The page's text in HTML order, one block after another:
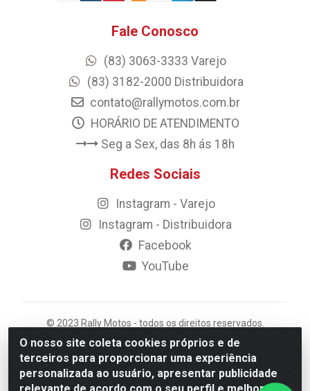
O nosso site coleta cookies próprios e de
terceiros para proporcionar uma experiência
personalizada ao usuário, apresentar publicidade
Fale Conosco
(83) 3063-3333 Varejo
(83) 3182-2000 Distribuidora
contato@rallymotos.com.br
HORÁRIO DE ATENDIMENTO
Seg a Sex, das 8h ás 18h
Redes Sociais
Instagram - Varejo
Instagram - Distribuidora
Facebook
YouTube
© 2023 Rally Motos - todos os direitos reservados.
Razão Social: Rally motos distribuidora, importadora e
transportadora de peças LTDA - CNPJ 09.262.859/0001-
43 - Rua Vigário Calixto 2900 - Catolé, Campina
Grande/PB